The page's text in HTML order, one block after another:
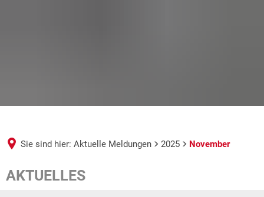
Sie sind hier: Aktuelle Meldungen 2025 November
November
AKTUELLES